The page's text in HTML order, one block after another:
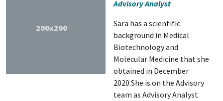
200x200
Advisory Analyst
Sara has a scientific
background in Medical
Biotechnology and
Molecular Medicine that she
obtained in December
2020.She is on the Advisory
team as Advisory Analyst